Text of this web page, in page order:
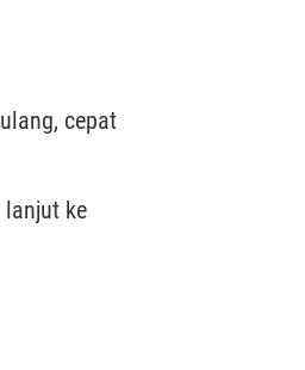
cepat
lanjut ke